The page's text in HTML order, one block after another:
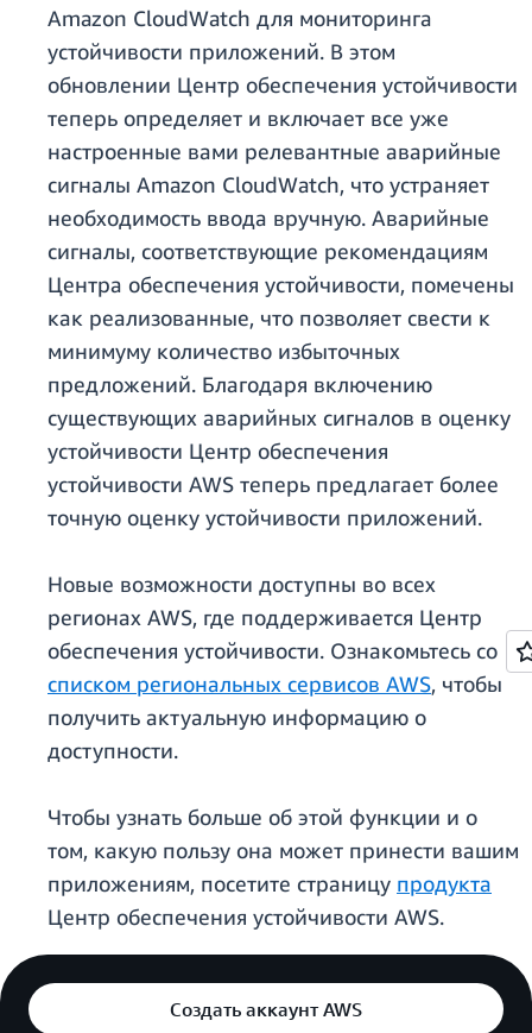
Amazon CloudWatch для мониторинга
устойчивости приложений. В этом
обновлении Центр обеспечения устойчивости
теперь определяет и включает все уже
настроенные вами релевантные аварийные
сигналы Amazon CloudWatch, что устраняет
необходимость ввода вручную. Аварийные
сигналы, соответствующие рекомендациям
Центра обеспечения устойчивости, помечены
как реализованные, что позволяет свести к
минимуму количество избыточных
предложений. Благодаря включению
существующих аварийных сигналов в оценку
устойчивости Центр обеспечения
устойчивости AWS теперь предлагает более
точную оценку устойчивости приложений.
Новые возможности доступны во всех
регионах AWS, где поддерживается Центр
обеспечения устойчивости. Ознакомьтесь со
списком региональных сервисов AWS, чтобы
получить актуальную информацию о
доступности.
Чтобы узнать больше об этой функции и о
том, какую пользу она может принести вашим
приложениям, посетите страницу продукта
Центр обеспечения устойчивости AWS.
Создать аккаунт AWS